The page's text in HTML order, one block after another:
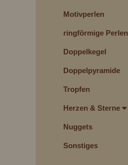
Motivperlen
ringförmige Perlen
Doppelkegel
Doppelpyramide
Tropfen
Herzen & Sterne
Nuggets
Sonstiges